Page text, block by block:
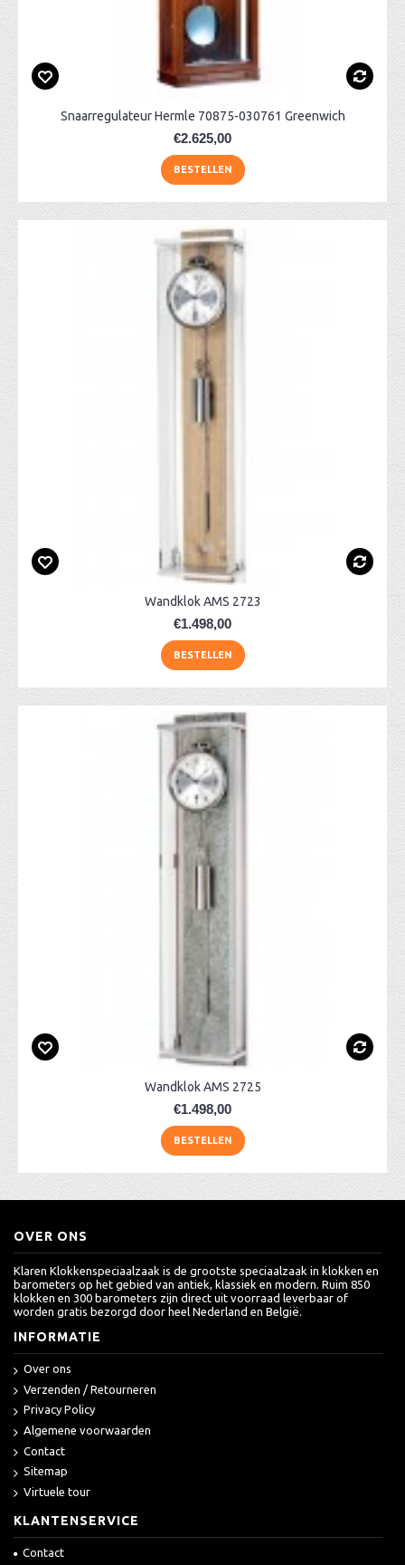
Snaarregulateur Hermle 70875-030761 Greenwich
€2.625,00
BESTELLEN
Wandklok AMS 2723
€1.498,00
BESTELLEN
Wandklok AMS 2725
€1.498,00
BESTELLEN
OVER ONS
Klaren Klokkenspeciaalzaak is de grootste speciaalzaak in klokken en
barometers op het gebied van antiek, klassiek en modern. Ruim 850
klokken en 300 barometers zijn direct uit voorraad leverbaar of
worden gratis bezorgd door heel Nederland en België.
INFORMATIE
Over ons
Verzenden / Retourneren
Privacy Policy
Algemene voorwaarden
Contact
Sitemap
Virtuele tour
KLANTENSERVICE
Contact